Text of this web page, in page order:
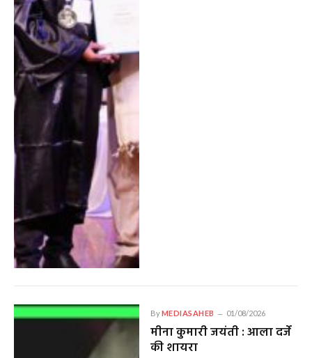
ByMEDIASAHEB 01/08/2026
मीना कुमारी जयंती : आला दर्जे
की शायरा